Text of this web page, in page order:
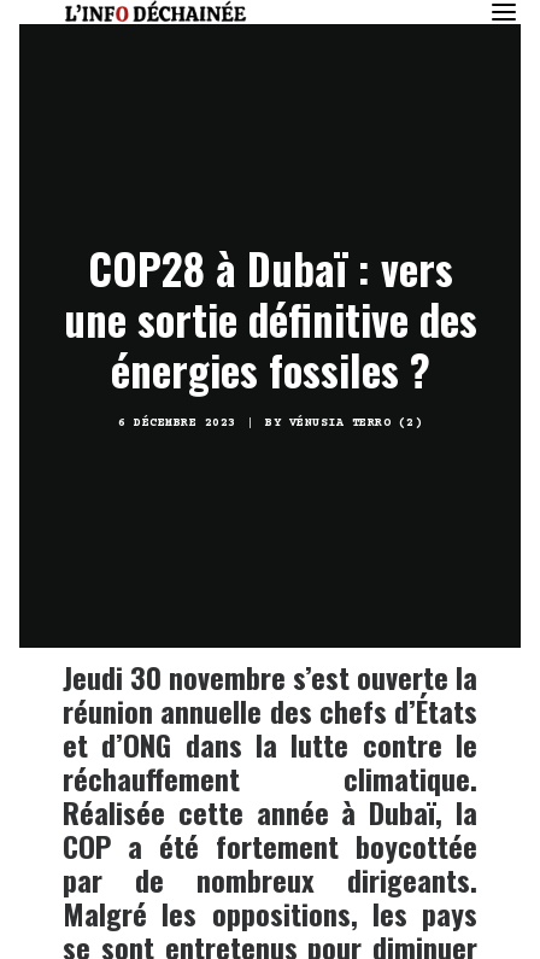
COP28 à Dubaï : vers
une sortie définitive des
énergies fossiles ?
6 DÉCEMBRE 2023 BY VÉNUSIA TERRO (2)
Jeudi 30 novembre s’est ouverte la
réunion annuelle des chefs d’États
et d’ONG dans la lutte contre le
réchauffement climatique.
Réalisée cette année à Dubaï, la
COP a été fortement boycottée
par de nombreux dirigeants.
Malgré les oppositions, les pays
se sont entretenus pour diminuer